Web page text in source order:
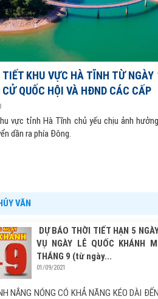
TIẾT KHU VỰC HÀ TĨNH TỪ
CỬ QUỐC HỘI VÀ HĐND CÁC CẤP
vực tỉnh Hà Tĩnh chủ yếu chịu ảnh
dần ra phía Đông.
VĂN
DỰ BÁO THỜI TIẾT HẠN 5
VỤ NGÀY LỄ QUỐC KHÁNH
THÁNG 9 (từ ngày...
01/09/2021
NẮNG NÓNG CÓ KHẢ NĂNG KÉO DÀI